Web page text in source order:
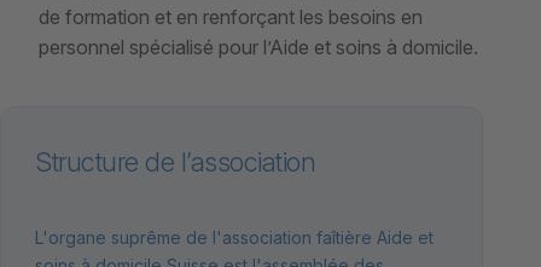
de formation et en renforçant les besoins en
personnel spécialisé pour l’Aide et soins à domicile.
Structure de l’association
L'organe suprême de l'association faîtière Aide et